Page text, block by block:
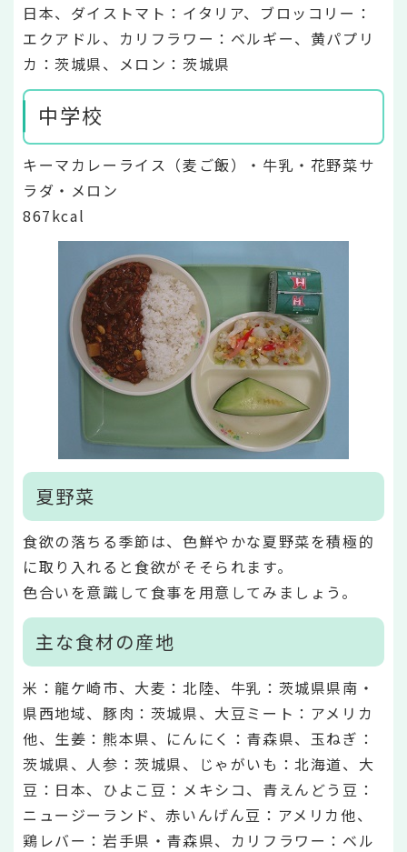
日本、ダイストマト：イタリア、ブロッコリー：
エクアドル、カリフラワー：ベルギー、黄パプリ
カ：茨城県、メロン：茨城県
中学校
キーマカレーライス（麦ご飯）・牛乳・花野菜サ
ラダ・メロン
867kcal
夏野菜
食欲の落ちる季節は、色鮮やかな夏野菜を積極的
に取り入れると食欲がそそられます。
色合いを意識して食事を用意してみましょう。
主な食材の産地
米：龍ケ崎市、大麦：北陸、牛乳：茨城県県南・
県西地域、豚肉：茨城県、大豆ミート：アメリカ
他、生姜：熊本県、にんにく：青森県、玉ねぎ：
茨城県、人参：茨城県、じゃがいも：北海道、大
豆：日本、ひよこ豆：メキシコ、青えんどう豆：
ニュージーランド、赤いんげん豆：アメリカ他、
鶏レバー：岩手県・青森県、カリフラワー：ベル